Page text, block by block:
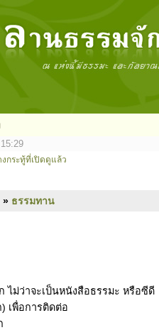
กระทู้ที่เปิดดูแล้ว
» ธรรมทาน
ไม่ว่าจะเป็นหนังสือธรรมะ หรือซีดี
เพื่อการติดต่อ